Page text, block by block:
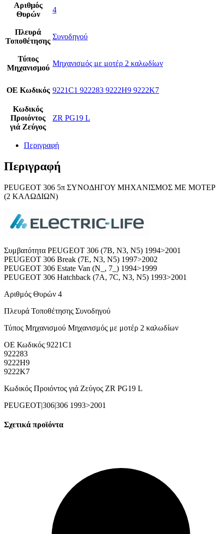
Αριθμός
Θυρών
4
Πλευρά
Τοποθέτησης
Συνοδηγού
Τύπος
Μηχανισμού
Μηχανισμός με μοτέρ 2 καλωδίων
ΟΕ Κωδικός 9221C1 922283 9222H9 9222K7
Κωδικός
Προιόντος
γιά Ζεύγος
ZR PG19 L
Περιγραφή
Περιγραφή
PEUGEOT 306 5π ΣΥΝΟΔΗΓΟΥ ΜΗΧΑΝΙΣΜΟΣ ΜΕ ΜΟΤΕΡ
(2 ΚΑΛΩΔΙΩΝ)
Συμβατότητα PEUGEOT 306 (7B, N3, N5) 1994>2001
PEUGEOT 306 Break (7E, N3, N5) 1997>2002
PEUGEOT 306 Estate Van (N_, 7_) 1994>1999
PEUGEOT 306 Hatchback (7A, 7C, N3, N5) 1993>2001
Αριθμός Θυρών 4
Πλευρά Τοποθέτησης Συνοδηγού
Τύπος Μηχανισμού Μηχανισμός με μοτέρ 2 καλωδίων
ΟΕ Κωδικός 9221C1
922283
9222H9
9222K7
Κωδικός Προιόντος γιά Ζεύγος ZR PG19 L
PEUGEOT|306|306 1993>2001
Σχετικά προϊόντα